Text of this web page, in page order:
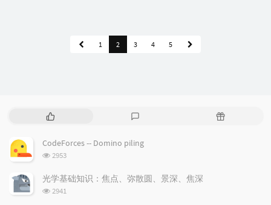
1 2 3 4 5
P
p
u
a
r
e
t
R
CodeForces -- Domino piling
浏
次
数:
2953
光学基础知识：焦点、弥散圆、景深、焦深
浏
2941